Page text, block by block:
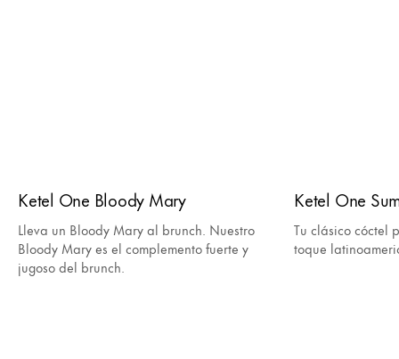
Ketel One Bloody Mary
Lleva un Bloody Mary al brunch. Nuestro
Bloody Mary es el complemento fuerte y
jugoso del brunch.
Ketel One
Tu clásico cóctel
toque